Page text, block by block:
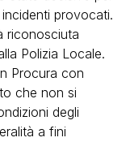
provocati.
riconosciuta
Polizia Locale.
Procura con
che non si
degli
a fini